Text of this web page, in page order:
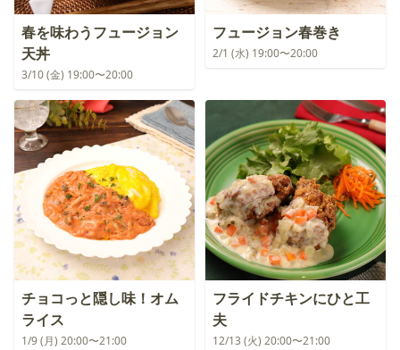
春を味わうフュージョン
天丼
3/10 (金) 19:00〜20:00
フュージョン春巻き
2/1 (水) 19:00〜20:00
チョコっと隠し味！オム
ライス
1/9 (月) 20:00〜21:00
フライドチキンにひと工
夫
12/13 (火) 20:00〜21:00